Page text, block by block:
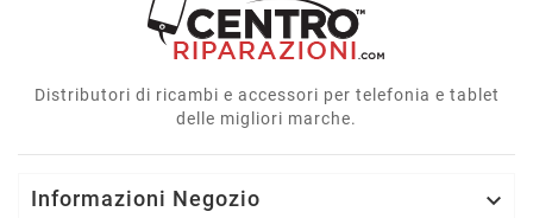
Distributori di ricambi e accessori per telefonia e tablet
delle migliori marche.
Informazioni Negozio 